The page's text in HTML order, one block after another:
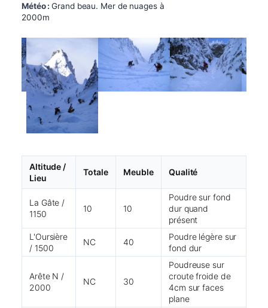
Météo :Grand beau. Mer de nuages à
2000m
Altitude /
Lieu
Totale Meuble Qualité
La Gâte /
1150
10 10
Poudre sur fond
dur quand
présent
L'Oursière
/ 1500
NC 40
Poudre légère sur
fond dur
Arête N /
2000
NC 30
Poudreuse sur
croute froide de
4cm sur faces
plane